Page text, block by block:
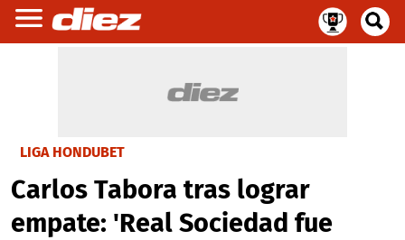
LIGA HONDUBET
Carlos Tabora tras lograr
empate: 'Real Sociedad fue